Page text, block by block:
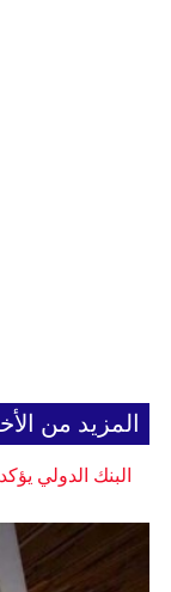
المزيد من
البنك الدولي